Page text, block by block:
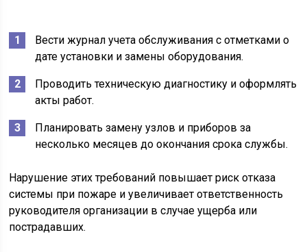
Вести журнал учета обслуживания с отметками о
дате установки и замены оборудования.
Проводить техническую диагностику и оформлять
акты работ.
Планировать замену узлов и приборов за
несколько месяцев до окончания срока службы.
Нарушение этих требований повышает риск отказа
системы при пожаре и увеличивает ответственность
руководителя организации в случае ущерба или
пострадавших.